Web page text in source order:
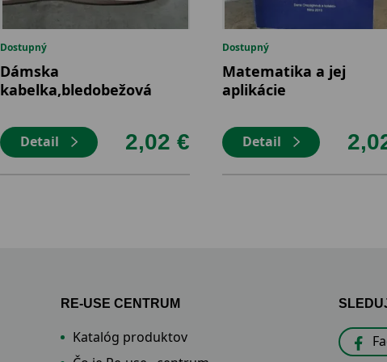
Dostupný
Dámska
kabelka,bledobežová
Detail 2,02 €
Dostupný
Matematika a jej
aplikácie
Detail
RE-USE CENTRUM
Katalóg produktov